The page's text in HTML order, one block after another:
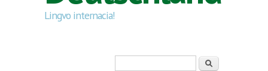
Lingvo internacia!